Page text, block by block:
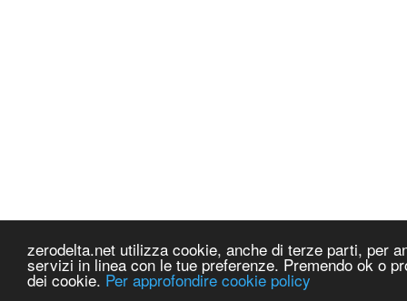
zerodelta.net utilizza cookie, anche di terze parti, per
servizi in linea con le tue preferenze. Premendo ok o
dei cookie. Per approfondire cookie policy